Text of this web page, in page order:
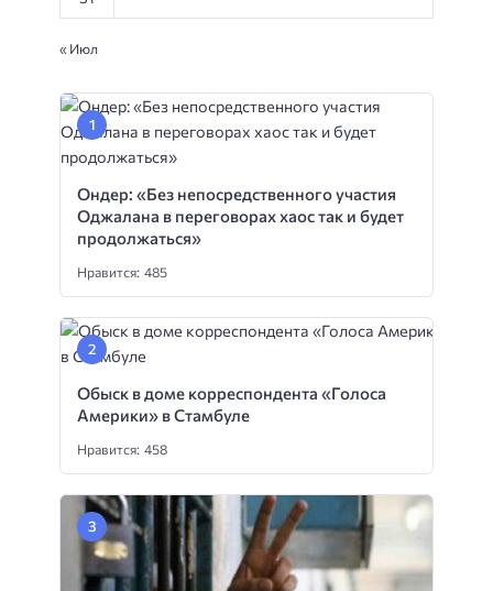
« Июл
Ондер: «Без непосредственного участия
Оджалана в переговорах хаос так и будет
продолжаться»
Нравится: 485
Обыск в доме корреспондента «Голоса
Америки» в Стамбуле
Нравится: 458